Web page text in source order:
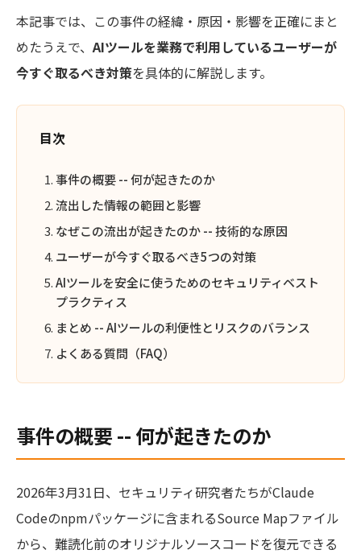
本記事では、この事件の経緯・原因・影響を正確にまと
めたうえで、 AIツールを業務で利用しているユーザーが
今すぐ取るべき対策を具体的に解説します。
目次
事件の概要 -- 何が起きたのか
流出した情報の範囲と影響
なぜこの流出が起きたのか -- 技術的な原因
ユーザーが今すぐ取るべき5つの対策
AIツールを安全に使うためのセキュリティベスト
プラクティス
まとめ -- AIツールの利便性とリスクのバランス
よくある質問（FAQ）
事件の概要 -- 何が起きたのか
2026年3月31日、セキュリティ研究者たちがClaude
Codeのnpmパッケージに含まれるSource Mapファイル
から、難読化前のオリジナルソースコードを復元できる